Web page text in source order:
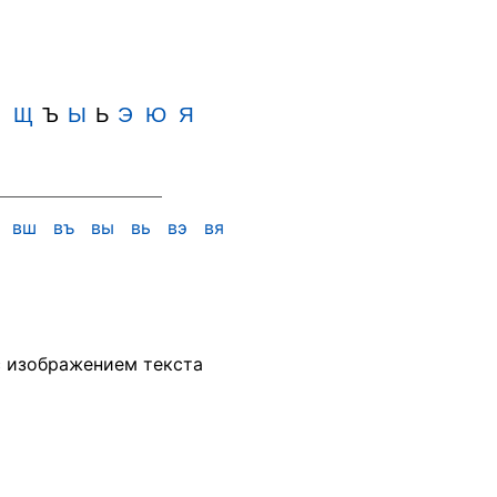
Щ Ъ Ы Ь Э Ю Я
вш въ вы вь вэ вя